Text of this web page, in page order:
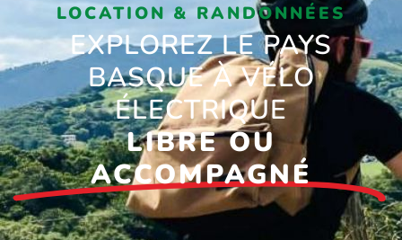
LOCATION & RANDONNÉES
EXPLOREZ LE PAYS
BASQUE À VÉLO
ÉLECTRIQUE
LIBRE OU
ACCOMPAGNÉ